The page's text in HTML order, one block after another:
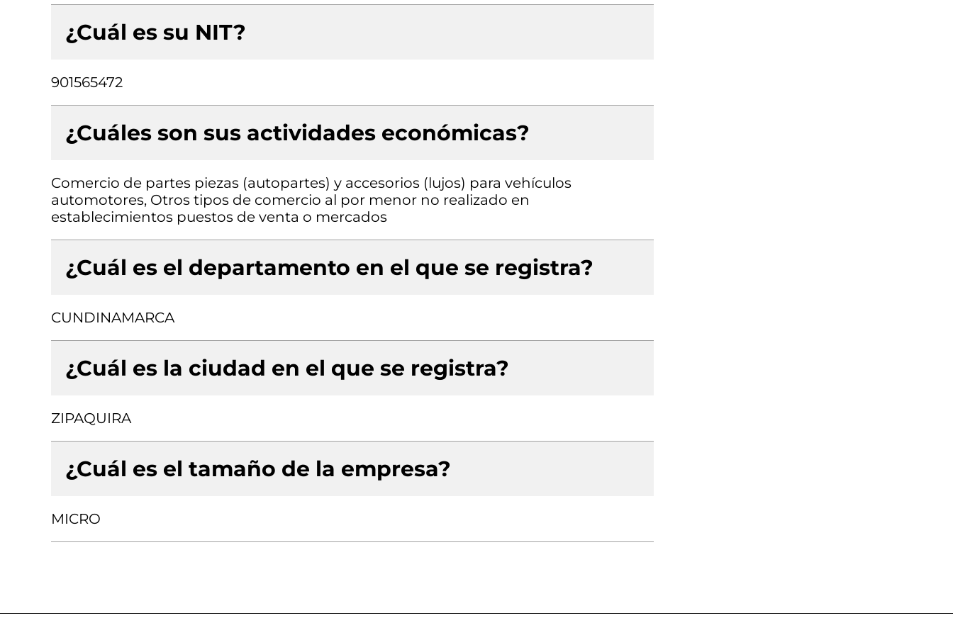
¿Cuál es su NIT?
901565472
¿Cuáles son sus actividades económicas?
Comercio de partes piezas (autopartes) y accesorios (lujos) para vehículos
automotores, Otros tipos de comercio al por menor no realizado en
establecimientos puestos de venta o mercados
¿Cuál es el departamento en el que se registra?
CUNDINAMARCA
¿Cuál es la ciudad en el que se registra?
ZIPAQUIRA
¿Cuál es el tamaño de la empresa?
MICRO